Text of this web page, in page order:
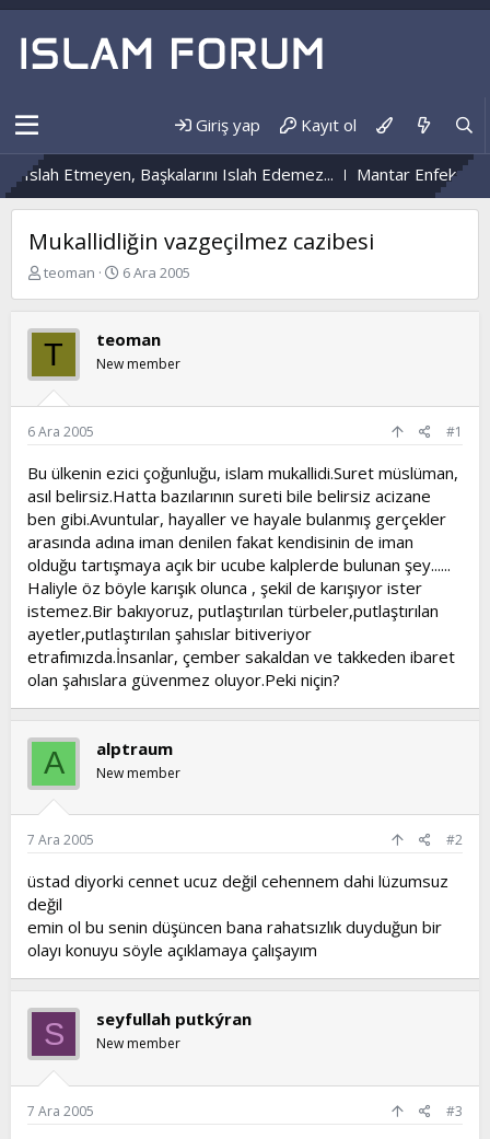
Giriş yap Kayıt ol
Etmeyen, Başkalarını Islah Edemez... Mantar Enfeksiyonu
Mukallidliğin vazgeçilmez cazibesi
K
b
u
u
b
a
l
a
t
a
n
teoman
B
a
n
ı
a
r
i
h
i
6 Ara 2005
T teoman
New member
6 Ara 2005 #1
Bu ülkenin ezici çoğunluğu, islam mukallidi.Suret müslüman,
asıl belirsiz.Hatta bazılarının sureti bile belirsiz acizane
ben gibi.Avuntular, hayaller ve hayale bulanmış gerçekler
arasında adına iman denilen fakat kendisinin de iman
olduğu tartışmaya açık bir ucube kalplerde bulunan şey......
Haliyle öz böyle karışık olunca , şekil de karışıyor ister
istemez.Bir bakıyoruz, putlaştırılan türbeler,putlaştırılan
ayetler,putlaştırılan şahıslar bitiveriyor
etrafımızda.İnsanlar, çember sakaldan ve takkeden ibaret
olan şahıslara güvenmez oluyor.Peki niçin?
A alptraum
New member
7 Ara 2005 #2
üstad diyorki cennet ucuz değil cehennem dahi lüzumsuz
değil
emin ol bu senin düşüncen bana rahatsızlık duyduğun bir
olayı konuyu söyle açıklamaya çalışayım
S seyfullah putkýran
New member
7 Ara 2005 #3